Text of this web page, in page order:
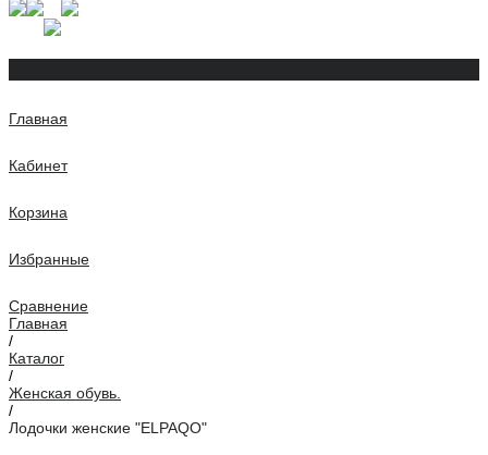
Главная
Кабинет
Корзина
Избранные
Сравнение
Главная
/
Каталог
/
Женская обувь.
/
Лодочки женские "ELPAQO"